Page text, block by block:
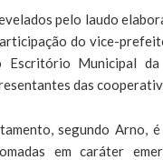
pelo laudo
do vice-
Escritório Municipal da
das
segundo Arno,
em caráter